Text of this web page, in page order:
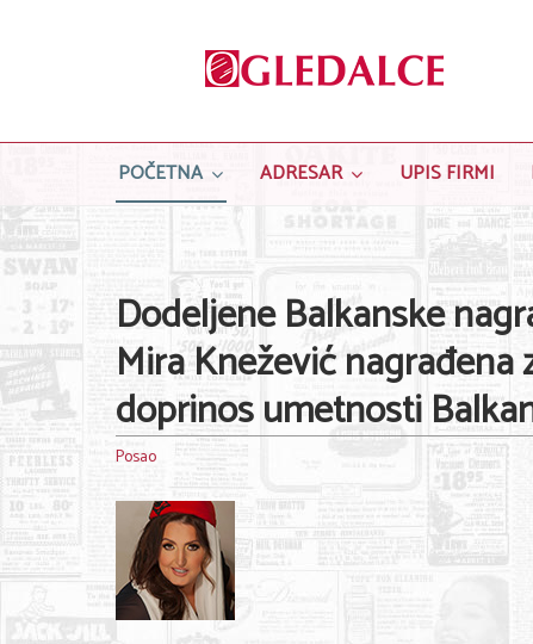
POČETNA ADRESAR UPIS FIRMI
Dodeljene Balkanske
Mira Knežević nagrađena
doprinos umetnosti
Posao